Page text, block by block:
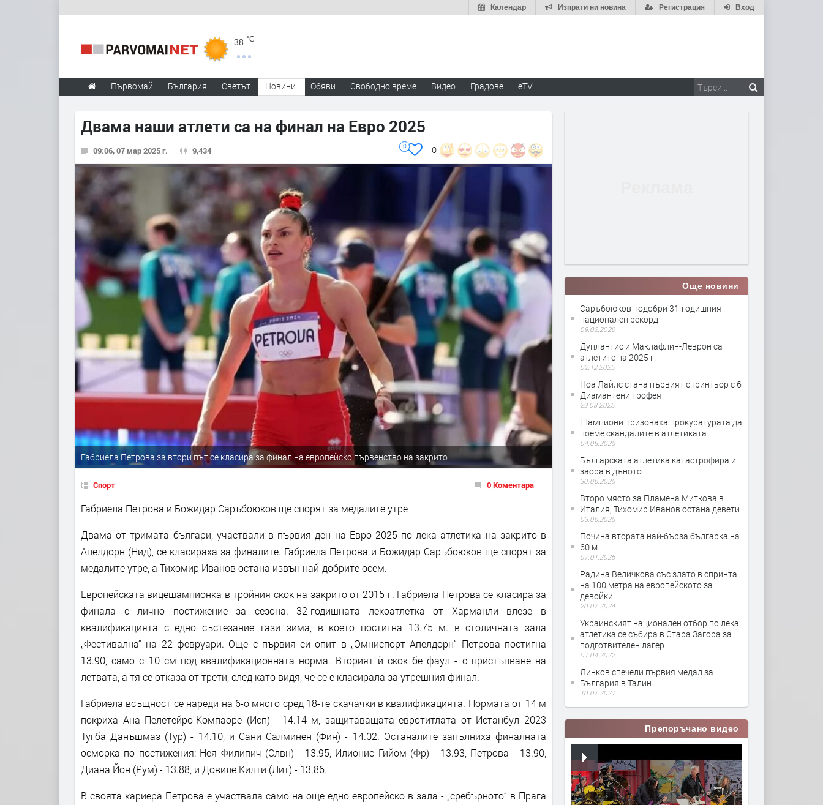
Вход
Регистрация
Изпрати ни новина
Календар
38 °C
Първомай България Светът Новини Обяви Свободно време Видео Градове eTV
Двама наши атлети са на финал на Евро 2025
09:06, 07 мар 2025 г. 9,434 0
0
Габриела Петрова за втори път се класира за финал на европейско първенство на закрито
Спорт 0 Коментара
Габриела Петрова и Божидар Саръбоюков ще спорят за медалите утре
Двама от тримата българи, участвали в първия ден на Евро 2025 по лека атлетика на закрито в
Апелдорн (Нид), се класираха за финалите. Габриела Петрова и Божидар Саръбоюков ще спорят за
медалите утре, а Тихомир Иванов остана извън най-добрите осем.
Европейската вицешампионка в тройния скок на закрито от 2015 г. Габриела Петрова се класира за
финала с лично постижение за сезона. 32-годишната лекоатлетка от Харманли влезе в
квалификацията с едно състезание тази зима, в което постигна 13.75 м. в столичната зала
„Фестивална“ на 22 февруари. Още с първия си опит в „Омниспорт Апелдорн“ Петрова постигна
13.90, само с 10 см под квалификационната норма. Вторият ѝ скок бе фаул - с пристъпване на
летвата, а тя се отказа от трети, след като видя, че се е класирала за утрешния финал.
Габриела всъщност се нареди на 6-о място сред 18-те скачачки в квалификацията. Нормата от 14 м
покриха Ана Пелетейро-Компаоре (Исп) - 14.14 м, защитаващата евротитлата от Истанбул 2023
Тугба Данъшмаз (Тур) - 14.10, и Сани Салминен (Фин) - 14.02. Останалите запълниха финалната
осморка по постижения: Нея Филипич (Слвн) - 13.95, Илионис Гийом (Фр) - 13.93, Петрова - 13.90,
Диана Йон (Рум) - 13.88, и Довиле Килти (Лит) - 13.86.
В своята кариера Петрова е участвала само на още едно европейско в зала - „сребърното“ в Прага
Още новини
Саръбоюков подобри 31-годишния
национален рекорд
09.02.2026
Дуплантис и Маклафлин-Леврон са
атлетите на 2025 г.
02.12.2025
Ноа Лайлс стана първият спринтьор с 6
Диамантени трофея
29.08.2025
Шампиони призоваха прокуратурата да
поеме скандалите в атлетиката
04.08.2025
Българската атлетика катастрофира и
заора в дъното
30.06.2025
Второ място за Пламена Миткова в
Италия, Тихомир Иванов остана девети
03.06.2025
Почина втората най-бърза българка на
60 м
07.01.2025
Радина Величкова със злато в спринта
на 100 метра на европейското за
девойки
20.07.2024
Украинският национален отбор по лека
атлетика се събира в Стара Загора за
подготвителен лагер
01.04.2022
Линков спечели първия медал за
България в Талин
10.07.2021
Препоръчано видео